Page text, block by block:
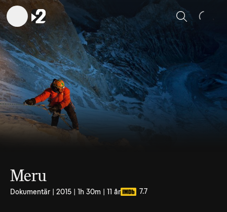
Sök
Meru
Dokumentär | 2015 | 1h 30m | 11 år 7.7